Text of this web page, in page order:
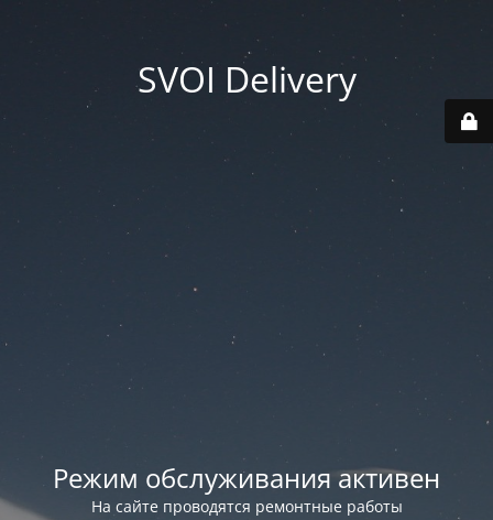
SVOI Delivery
Режим обслуживания активен
На сайте проводятся ремонтные работы